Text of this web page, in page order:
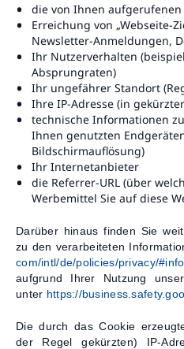
die von Ihnen aufgerufenen
Erreichung von „Webseite-
Newsletter-Anmeldungen,
Ihr Nutzerverhalten
Absprungraten)
Ihr ungefährer Standort
Ihre IP-Adresse (in
technische Informationen
Ihnen genutzten
Bildschirmauflösung)
Ihr Internetanbieter
die Referrer-URL (über
Werbemittel Sie auf diese
Darüber hinaus finden Sie
zu den verarbeiteten
com/intl/de/policies/privacy/
aufgrund Ihrer Nutzung
unter https://
Die durch das Cookie
der Regel gekürzten) IP-